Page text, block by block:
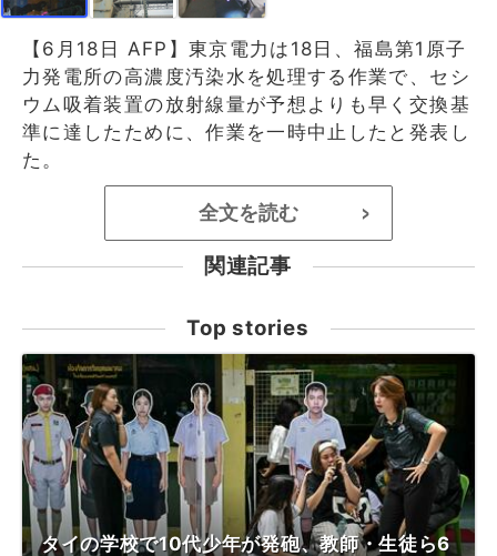
【6月18日 AFP】東京電力は18日、福島第1原子
力発電所の高濃度汚染水を処理する作業で、セシ
ウム吸着装置の放射線量が予想よりも早く交換基
準に達したために、作業を一時中止したと発表し
た。
全文を読む >
関連記事
Top stories
タイの学校で10代少年が発砲、教師・生徒ら6